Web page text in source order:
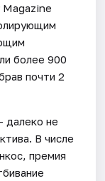
более 900
почти 2
не
В числе
премия